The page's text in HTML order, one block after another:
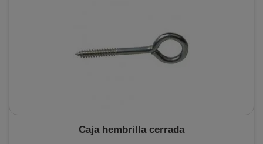
Caja hembrilla cerrada